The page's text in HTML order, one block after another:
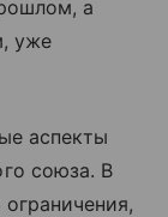
а
уже
аспекты
союза. В